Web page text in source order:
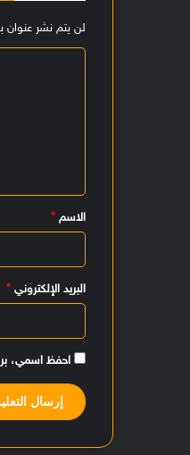
لن يتم نشر عنوان
الاسم*
البريد الإلكتروني*
احفظ اسمي،